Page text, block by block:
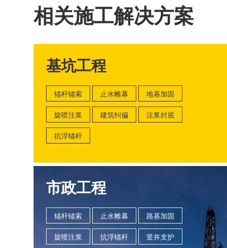
相关施工解决方案
基坑工程
锚杆锚索 止水帷幕 地基加固
旋喷注浆 建筑纠偏 注浆封底
抗浮锚杆
市政工程
锚杆锚索 止水帷幕 路基加固
旋喷注浆 抗浮锚杆 竖井支护